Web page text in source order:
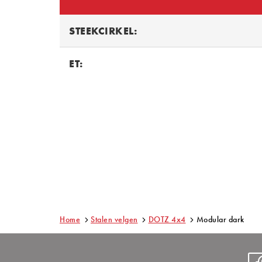
STEEKCIRKEL:
ET:
Home Stalen velgen DOTZ 4x4 Modular dark